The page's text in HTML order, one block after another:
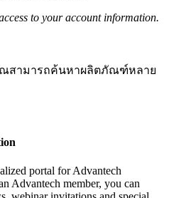
to your account information.
สามารถค้นหาผลิตภัณฑ์หลาย
portal for Advantech
Advantech member, you can